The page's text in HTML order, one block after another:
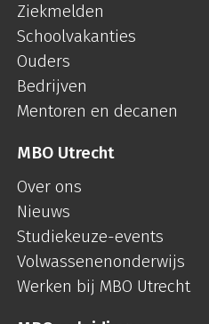
Ziekmelden
Schoolvakanties
Ouders
Bedrijven
Mentoren en decanen
MBO Utrecht
Over ons
Nieuws
Studiekeuze-events
Volwassenenonderwijs
Werken bij MBO Utrecht